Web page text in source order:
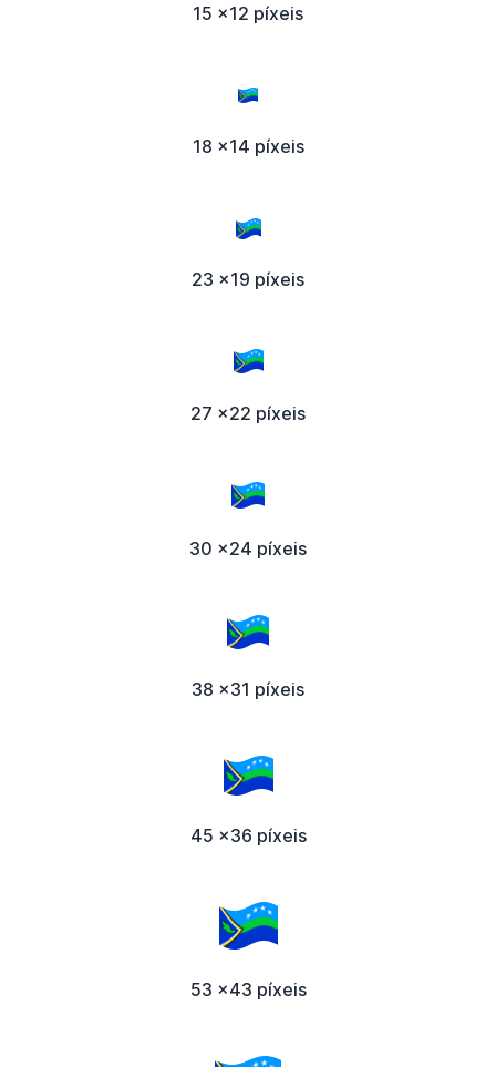
15 x12 píxeis
18 x14 píxeis
23 x19 píxeis
27 x22 píxeis
30 x24 píxeis
38 x31 píxeis
45 x36 píxeis
53 x43 píxeis